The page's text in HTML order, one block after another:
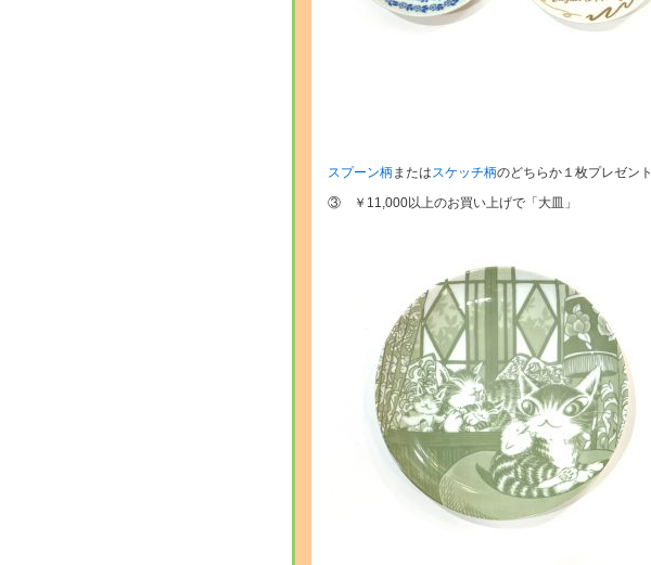
スプーン柄またはスケッチ柄のどちらか１枚プレゼント
③ ￥11,000以上のお買い上げで「大皿」